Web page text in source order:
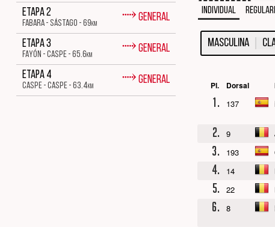
Etapa 2
FABARA - SÁSTAGO - 69km ⤑ General
Etapa 3
FAYÓN - CASPE - 65.6km ⤑ General
Etapa 4
CASPE - CASPE - 63.4km ⤑ General
Individual
Masculina
Pl. Dorsal
1. 137
2. 9
3. 193
4. 14
5. 22
6. 8